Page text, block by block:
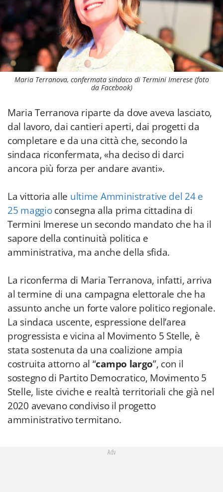
Maria Terranova, confermata sindaco di Termini Imerese (foto
da Facebook)
Maria Terranova riparte da dove aveva lasciato,
dal lavoro, dai cantieri aperti, dai progetti da
completare e da una città che, secondo la
sindaca riconfermata, «ha deciso di darci
ancora più forza per andare avanti».
La vittoria alle ultime Amministrative del 24 e
25 maggioconsegna alla prima cittadina di
Termini Imerese un secondo mandato che ha il
sapore della continuità politica e
amministrativa, ma anche della sfida.
La riconferma di Maria Terranova, infatti, arriva
al termine di una campagna elettorale che ha
assunto anche un forte valore politico regionale.
La sindaca uscente, espressione dell’area
progressista e vicina al Movimento 5 Stelle, è
stata sostenuta da una coalizione ampia
costruita attorno al “campo largo”, con il
sostegno di Partito Democratico, Movimento 5
Stelle, liste civiche e realtà territoriali che già nel
2020 avevano condiviso il progetto
amministrativo termitano.
Adv